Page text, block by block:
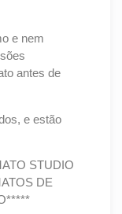
e nem
antes de
e estão
STUDIO
DE